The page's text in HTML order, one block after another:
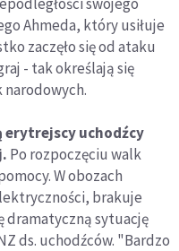
Ahmeda, który usiłuje
zaczęło się od ataku
- tak określają się
narodowych.
uchodźcy
Po rozpoczęciu walk
W obozach
brakuje
dramatyczną sytuację
ds. uchodźców. "Bardzo